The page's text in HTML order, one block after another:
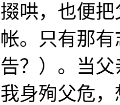
哄，也便
帐。只有那
？）。当
身殉父危